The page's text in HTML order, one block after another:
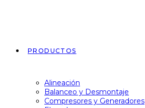
PRODUCTOS
Alineación
Balanceo y Desmontaje
Compresores y Generadores